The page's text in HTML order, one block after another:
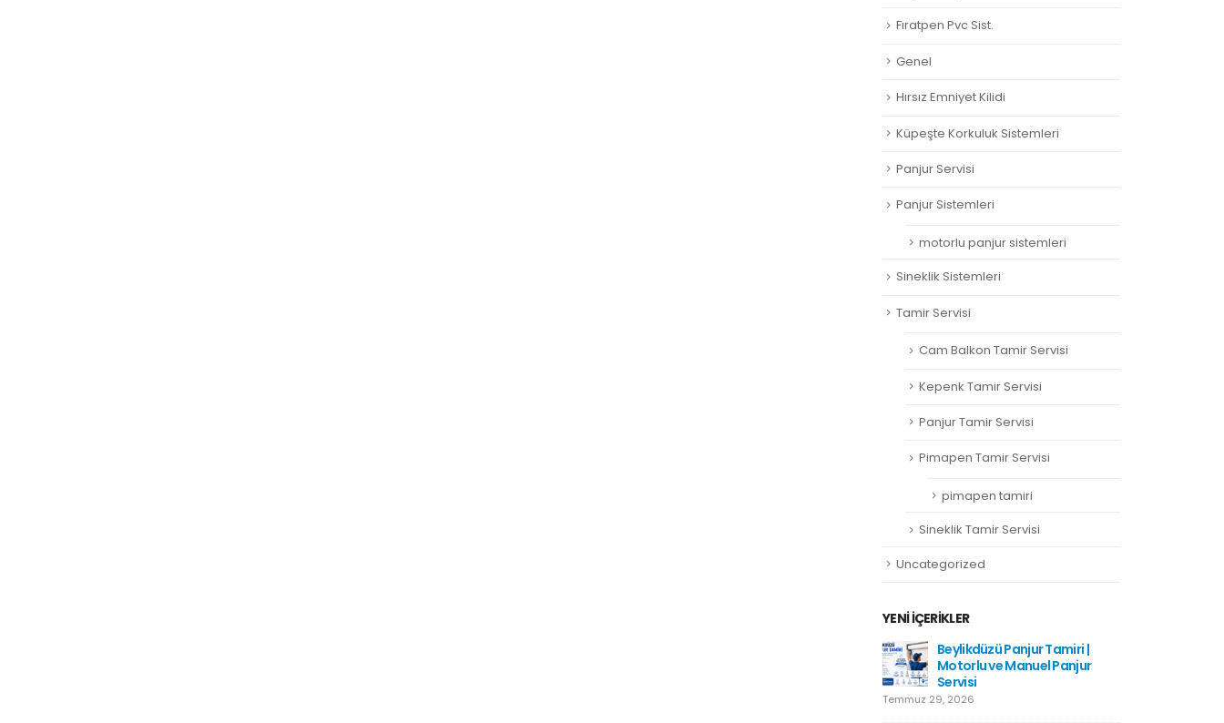
Fıratpen Pvc Sist.
Genel
Hırsız Emniyet Kilidi
Küpeşte Korkuluk Sistemleri
Panjur Servisi
Panjur Sistemleri
motorlu panjur sistemleri
Sineklik Sistemleri
Tamir Servisi
Cam Balkon Tamir Servisi
Kepenk Tamir Servisi
Panjur Tamir Servisi
Pimapen Tamir Servisi
pimapen tamiri
Sineklik Tamir Servisi
Uncategorized
YENI İÇERIKLER
Beylikdüzü Panjur Tamiri |
Motorlu ve Manuel Panjur
Servisi
Temmuz 29, 2026